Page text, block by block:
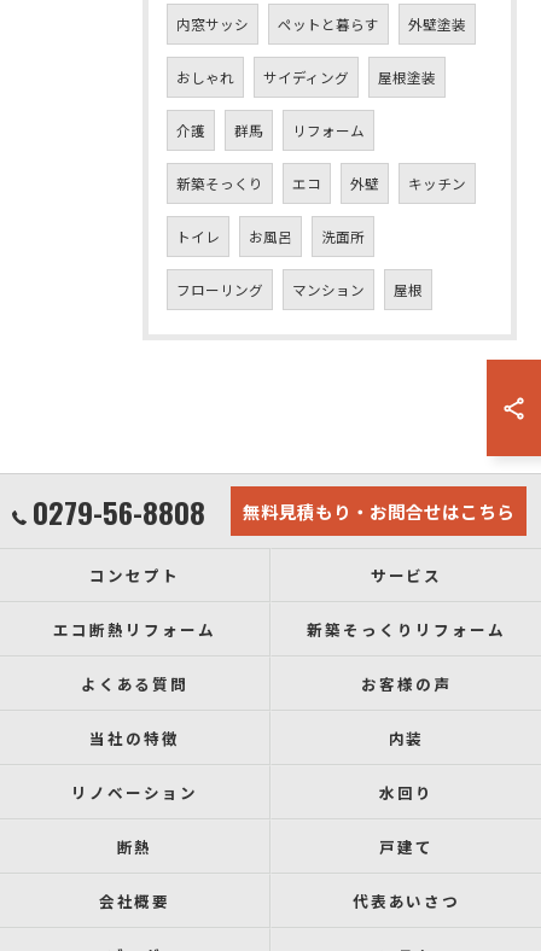
内窓サッシ ペットと暮らす 外壁塗装
おしゃれ サイディング 屋根塗装
介護 群馬 リフォーム
新築そっくり エコ 外壁 キッチン
トイレ お風呂 洗面所
フローリング マンション 屋根
0279-56-8808 無料見積もり・お問合せはこちら
コンセプト サービス
エコ断熱リフォーム 新築そっくりリフォーム
よくある質問 お客様の声
当社の特徴 内装
リノベーション 水回り
断熱 戸建て
会社概要 代表あいさつ